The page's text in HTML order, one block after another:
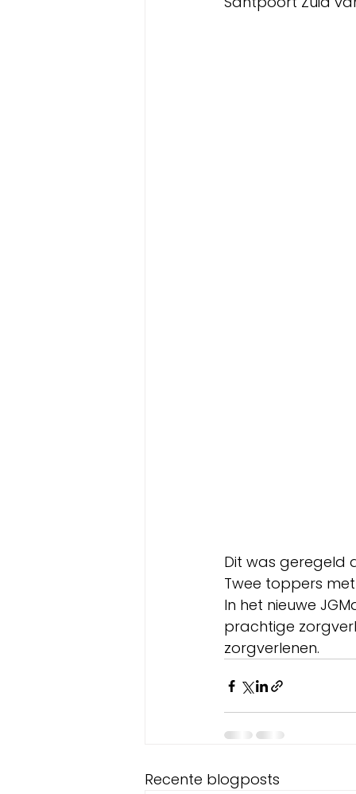
Dit was geregeld
Twee toppers
In het nieuwe
prachtige
zorgverlenen.
Recente blogposts